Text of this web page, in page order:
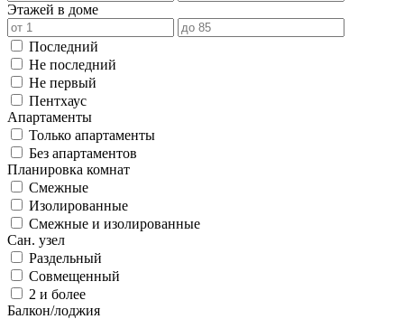
Этажей в доме
Последний
Не последний
Не первый
Пентхаус
Апартаменты
Только апартаменты
Без апартаментов
Планировка комнат
Смежные
Изолированные
Смежные и изолированные
Сан. узел
Раздельный
Совмещенный
2 и более
Балкон/лоджия